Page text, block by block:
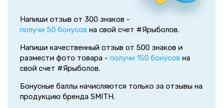
Напиши отзыв от 300 знаков -
получи 50 бонусов на свой счет #Ярыболов.
Напиши качественный отзыв от 500 знаков и
размести фото товара - получи 150 бонусов на
свой счет #Ярыболов.
Бонусные баллы начисляются только за отзывы на
продукцию бренда SMITH.